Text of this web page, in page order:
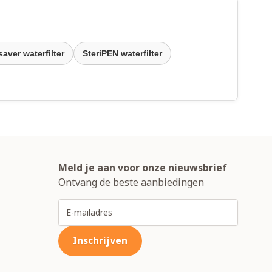
waterfilter SteriPEN waterfilter
Meld je aan voor onze nieuwsbrief
Ontvang de beste aanbiedingen
E-mailadres
Inschrijven